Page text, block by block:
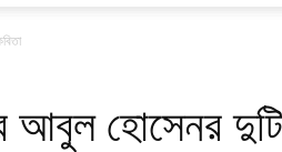
আবুল হোসেনর